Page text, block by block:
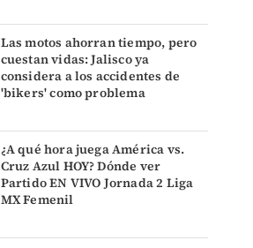
Las motos ahorran tiempo, pero
cuestan vidas: Jalisco ya
considera a los accidentes de
'bikers' como problema
¿A qué hora juega América vs.
Cruz Azul HOY? Dónde ver
Partido EN VIVO Jornada 2 Liga
MX Femenil